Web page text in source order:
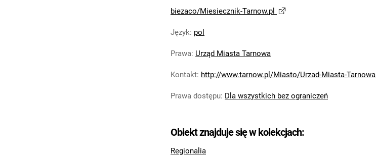
biezaco/Miesiecznik-Tarnow.pl
Język: pol
Prawa: Urząd Miasta Tarnowa
Kontakt: http://www.tarnow.pl/Miasto/Urzad-Miasta-Tarnowa
Prawa dostępu: Dla wszystkich bez ograniczeń
Obiekt znajduje się w kolekcjach:
Regionalia